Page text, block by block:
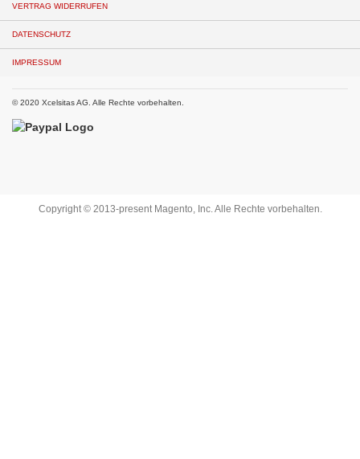
VERTRAG WIDERRUFEN
DATENSCHUTZ
IMPRESSUM
© 2020 Xcelsitas AG. Alle Rechte vorbehalten.
Copyright © 2013-present Magento, Inc. Alle Rechte vorbehalten.